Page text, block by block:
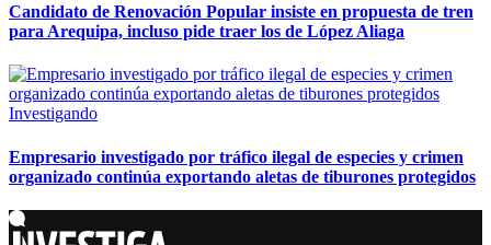
Candidato de Renovación Popular insiste en propuesta de tren
para Arequipa, incluso pide traer los de López Aliaga
Investigando
Empresario investigado por tráfico ilegal de especies y crimen
organizado continúa exportando aletas de tiburones protegidos